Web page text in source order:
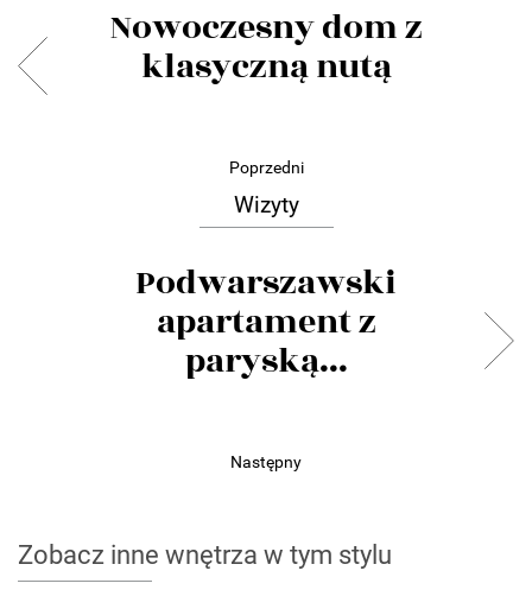
Nowoczesny dom z
klasyczną nutą
Poprzedni
Wizyty
Podwarszawski
apartament z
paryską...
Następny
Zobacz inne wnętrza w tym stylu